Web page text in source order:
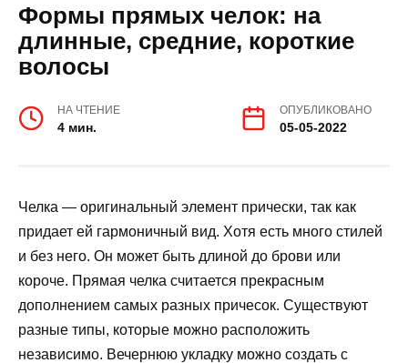
Формы прямых челок: на
длинные, средние, короткие
волосы
НА ЧТЕНИЕ
4 мин.
ОПУБЛИКОВАНО
05-05-2022
Челка — оригинальный элемент прически, так как
придает ей гармоничный вид. Хотя есть много стилей
и без него. Он может быть длиной до брови или
короче. Прямая челка считается прекрасным
дополнением самых разных причесок. Существуют
разные типы, которые можно расположить
независимо. Вечернюю укладку можно создать с